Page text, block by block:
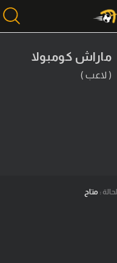
ماراش كومبولا
( لاعب )
الحالة : متاح